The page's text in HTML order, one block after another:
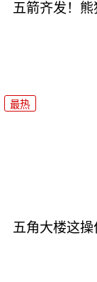
五箭齐发！
最热
五角大楼这操